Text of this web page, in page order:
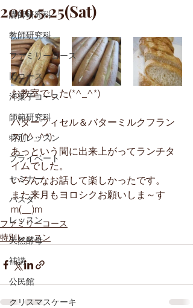
講師研究科
教師研究科
ファミリーコース
旧コース
洋菓子コース
師範研究科
特別レッスン
プライベート
セミナー
パスタ
レッスン
天然酵母
補講
公民館
クリスマスケーキ
2019.5.25(Sat)
お教室でした(*^_^*)
バターフィセル＆バターミルクフラン
ス(*^_^*)
あっという間に出来上がってランチタ
イムでした。
いろんなお話して楽しかったです。
また来月もヨロシクお願いしま～す
m(__)m
ファミリーコース
特別レッスン